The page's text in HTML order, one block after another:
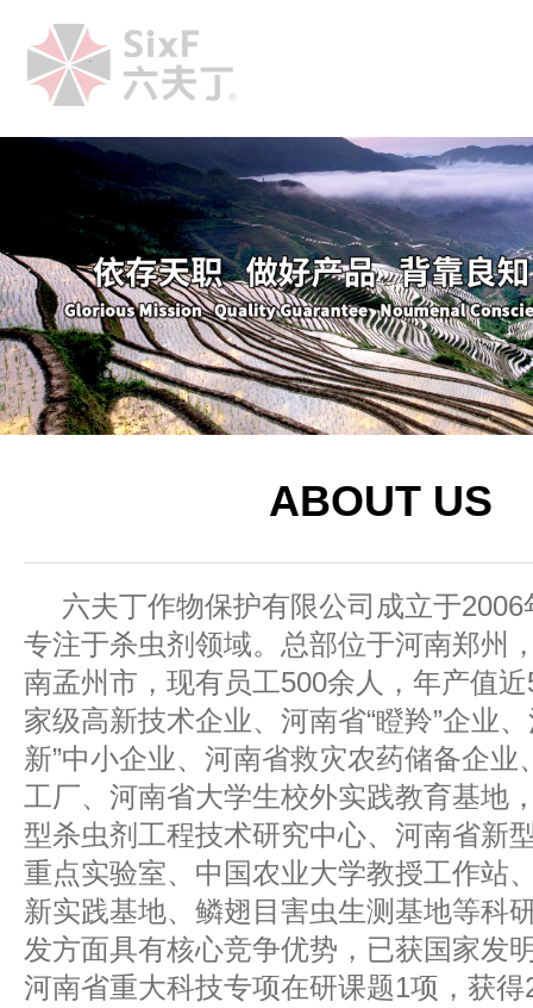
.
ABOUT US
六夫丁作物保护有限公司成立于
专注于杀虫剂领域。总部位于河南郑州
南孟州市，现有员工500余人，年产值
家级高新技术企业、河南省“瞪羚”企业
新”中小企业、河南省救灾农药储备企业
工厂、河南省大学生校外实践教育基地
型杀虫剂工程技术研究中心、河南省新
重点实验室、中国农业大学教授工作站
新实践基地、鳞翅目害虫生测基地等科
发方面具有核心竞争优势，已获国家发
河南省重大科技专项在研课题1项，获